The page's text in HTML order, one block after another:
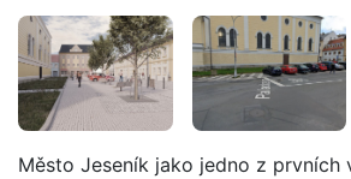
Město Jeseník jako jedno z prvních